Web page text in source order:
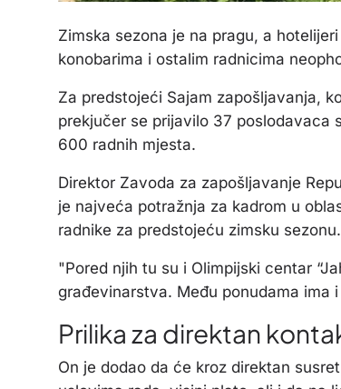
Zimska sezona je na pragu, a
konobarima i ostalim radnicima
Za predstojeći Sajam zapošljavanja,
prekjučer se prijavilo 37 poslodavaca
600 radnih mjesta.
Direktor Zavoda za zapošljavanje
je najveća potražnja za kadrom u
radnike za predstojeću zimsku sezonu.
"Pored njih tu su i Olimpijski centar
građevinarstva. Među ponudama ima
Prilika za direktan
On je dodao da će kroz direktan